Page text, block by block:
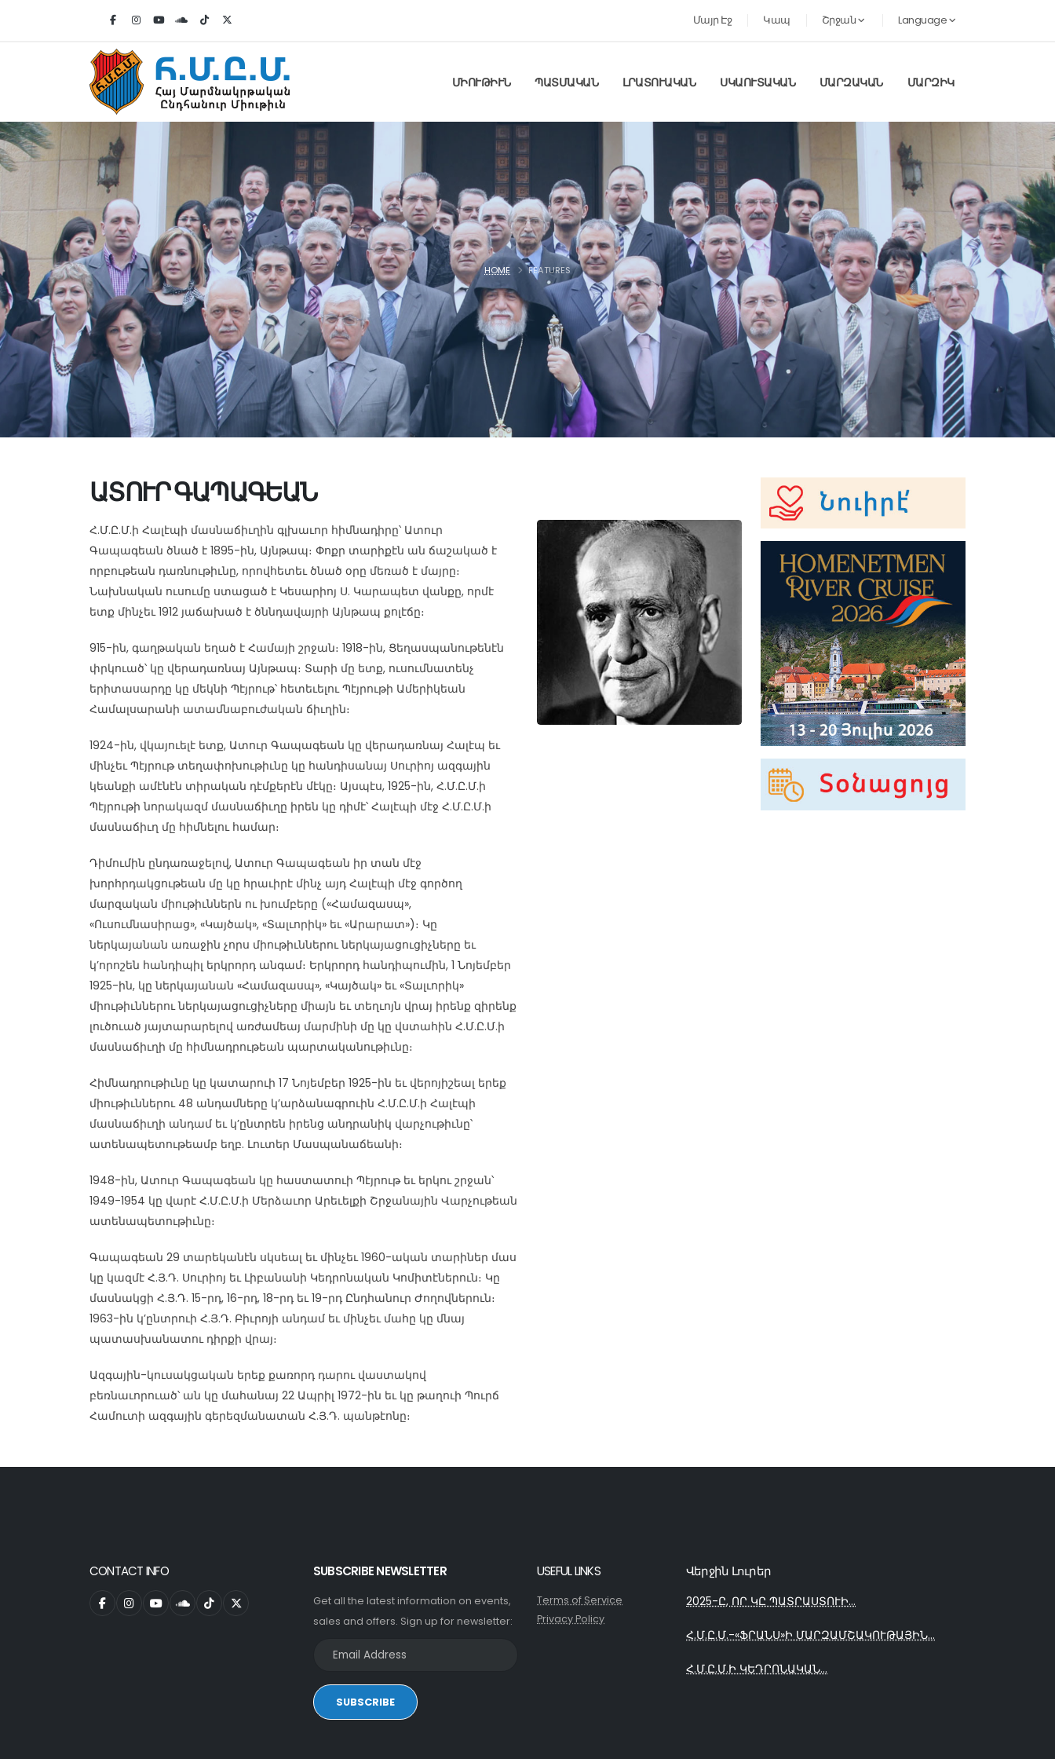
Մայր Էջ Կապ Շրջան Language
ՄԻՈՒԹԻՒՆ ՊԱՏՄԱԿԱՆ ԼՐԱՏՈՒԱԿԱՆ ՍԿԱՈՒՏԱԿԱՆ ՄԱՐԶԱԿԱՆ ՄԱՐԶԻԿ
HOME FEATURES
ԱՏՈՒՐ ԳԱՊԱԳԵԱՆ
Հ.Մ.Ը.Մ.ի Հալէպի մասնաճիւղին գլխաւոր հիմնադիրը՝ Ատուր
Գապագեան ծնած է 1895-ին, Այնթապ։ Փոքր տարիքէն ան ճաշակած է
որբութեան դառնութիւնը, որովհետեւ ծնած օրը մեռած է մայրը։
Նախնական ուսումը ստացած է Կեսարիոյ Ս. Կարապետ վանքը, որմէ
ետք մինչեւ 1912 յաճախած է ծննդավայրի Այնթապ քոլէճը։
915-ին, գաղթական եղած է Համայի շրջան։ 1918-ին, Ցեղասպանութենէն
փրկուած՝ կը վերադառնայ Այնթապ։ Տարի մը ետք, ուսումնատենչ
երիտասարդը կը մեկնի Պէյրութ՝ հետեւելու Պէյրութի Ամերիկեան
Համալսարանի ատամնաբուժական ճիւղին։
1924-ին, վկայուելէ ետք, Ատուր Գապագեան կը վերադառնայ Հալէպ եւ
մինչեւ Պէյրութ տեղափոխութիւնը կը հանդիսանայ Սուրիոյ ազգային
կեանքի ամէնէն տիրական դէմքերէն մէկը։ Այսպէս, 1925-ին, Հ.Մ.Ը.Մ.ի
Պէյրութի նորակազմ մասնաճիւղը իրեն կը դիմէ՝ Հալէպի մէջ Հ.Մ.Ը.Մ.ի
մասնաճիւղ մը հիմնելու համար։
Դիմումին ընդառաջելով, Ատուր Գապագեան իր տան մէջ
խորհրդակցութեան մը կը հրաւիրէ մինչ այդ Հալէպի մէջ գործող
մարզական միութիւններն ու խումբերը («Համազասպ»,
«Ուսումնասիրաց», «Կայծակ», «Տալւորիկ» եւ «Արարատ»)։ Կը
ներկայանան առաջին չորս միութիւններու ներկայացուցիչները եւ
կ’որոշեն հանդիպիլ երկրորդ անգամ։ Երկրորդ հանդիպումին, 1 Նոյեմբեր
1925-ին, կը ներկայանան «Համազասպ», «Կայծակ» եւ «Տալւորիկ»
միութիւններու ներկայացուցիչները միայն եւ տեղւոյն վրայ իրենք զիրենք
լուծուած յայտարարելով առժամեայ մարմինի մը կը վստահին Հ.Մ.Ը.Մ.ի
մասնաճիւղի մը հիմնադրութեան պարտականութիւնը։
Հիմնադրութիւնը կը կատարուի 17 Նոյեմբեր 1925-ին եւ վերոյիշեալ երեք
միութիւններու 48 անդամները կ’արձանագրուին Հ.Մ.Ը.Մ.ի Հալէպի
մասնաճիւղի անդամ եւ կ’ընտրեն իրենց անդրանիկ վարչութիւնը՝
ատենապետութեամբ եղբ. Լուտեր Մասպանաճեանի։
1948-ին, Ատուր Գապագեան կը հաստատուի Պէյրութ եւ երկու շրջան՝
1949-1954 կը վարէ Հ.Մ.Ը.Մ.ի Մերձաւոր Արեւելքի Շրջանային Վարչութեան
ատենապետութիւնը։
Գապագեան 29 տարեկանէն սկսեալ եւ մինչեւ 1960-ական տարիներ մաս
կը կազմէ Հ.Յ.Դ. Սուրիոյ եւ Լիբանանի Կեդրոնական Կոմիտէներուն։ Կը
մասնակցի Հ.Յ.Դ. 15-րդ, 16-րդ, 18-րդ եւ 19-րդ Ընդհանուր Ժողովներուն։
1963-ին կ’ընտրուի Հ.Յ.Դ. Բիւրոյի անդամ եւ մինչեւ մահը կը մնայ
պատասխանատու դիրքի վրայ։
Ազգային-կուսակցական երեք քառորդ դարու վաստակով
բեռնաւորուած՝ ան կը մահանայ 22 Ապրիլ 1972-ին եւ կը թաղուի Պուրճ
Համուտի ազգային գերեզմանատան Հ.Յ.Դ. պանթէոնը։
CONTACT INFO SUBSCRIBE NEWSLETTER
Get all the latest information on events,
sales and offers. Sign up for newsletter:
SUBSCRIBE
USEFUL LINKS
Terms of Service
Privacy Policy
Վերջին Լուրեր
2025-Ը, ՈՐ ԿԸ ՊԱՏՐԱՍՏՈՒԻ...
Հ.Մ.Ը.Մ.-«ՖՐԱՆՍ»Ի ՄԱՐԶԱՄՇԱԿՈՒԹԱՅԻՆ...
Հ.Մ.Ը.Մ.Ի ԿԵԴՐՈՆԱԿԱՆ...